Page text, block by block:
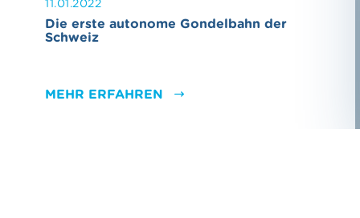
l
11.01.2022
Die erste autonome Gondelbahn der
Schweiz
MEHR ERFAHREN